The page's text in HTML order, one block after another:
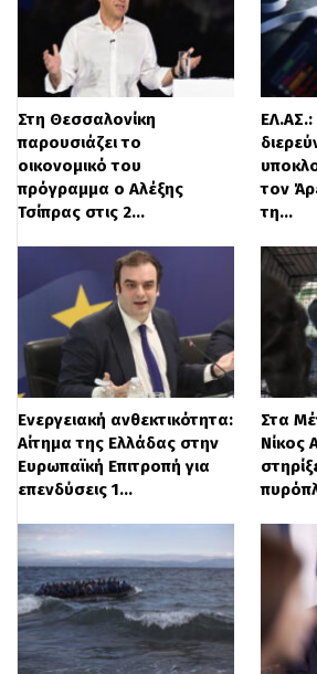
Στο επίκεντρο της
και η διαχείριση της ΔΕΗ. Ο
Ανδρουλάκης
στρατηγική της
την αύξηση μετοχικού
επιχείρησης, ύψους 4
ευρώ, τονίζοντας ότι η
πρέπει να
εμπόρευμα, αλλά ως
Για την αναχαίτιση της
αρχηγός του κόμματος
συγκεκριμένες προτάσεις,
* Μείωση του ειδικού
κατανάλωσης στα καύσιμα.
* Μείωση του ΦΠΑ στα
διατροφής, ακολουθώντας
μοντέλο που εφάρμοσε η
Στη Θεσσαλονίκη
παρουσιάζει το
οικονομικό του
πρόγραμμα ο Αλέξης
Τσίπρας στις 2…
τον
τη…
Ενεργειακή ανθεκτικότητα:
Αίτημα της Ελλάδας στην
Ευρωπαϊκή Επιτροπή για
επενδύσεις 1…
Στα
Νίκος